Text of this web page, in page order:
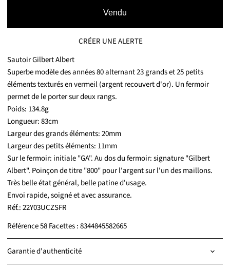
Vendu
CRÉER UNE ALERTE
Sautoir Gilbert Albert
Superbe modèle des années 80 alternant 23 grands et 25 petits
éléments texturés en vermeil (argent recouvert d'or). Un fermoir
permet de le porter sur deux rangs.
Poids: 134.8g
Longueur: 83cm
Largeur des grands éléments: 20mm
Largeur des petits éléments: 11mm
Sur le fermoir: initiale "GA". Au dos du fermoir: signature "Gilbert
Albert". Poinçon de titre "800" pour l'argent sur l'un des maillons.
Très belle état général, belle patine d'usage.
Envoi rapide, soigné et avec assurance.
Réf.: 22Y03UCZSFR
Référence 58 Facettes : 8344845582665
Garantie d'authenticité